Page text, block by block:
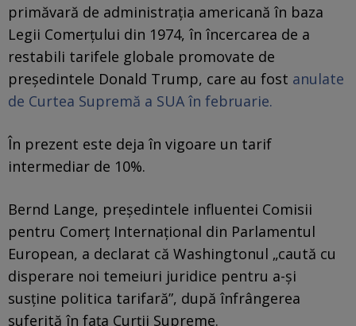
primăvară de administrația americană în baza
Legii Comerțului din 1974, în încercarea de a
restabili tarifele globale promovate de
președintele Donald Trump, care au fost anulate
de Curtea Supremă a SUA în februarie.
În prezent este deja în vigoare un tarif
intermediar de 10%.
Bernd Lange, președintele influentei Comisii
pentru Comerț Internațional din Parlamentul
European, a declarat că Washingtonul „caută cu
disperare noi temeiuri juridice pentru a-și
susține politica tarifară”, după înfrângerea
suferită în fața Curții Supreme.